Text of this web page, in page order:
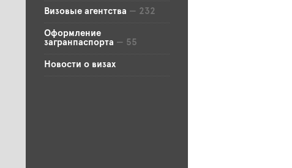
Визовые агентства — 232
Оформление
загранпаспорта — 55
Новости о визах